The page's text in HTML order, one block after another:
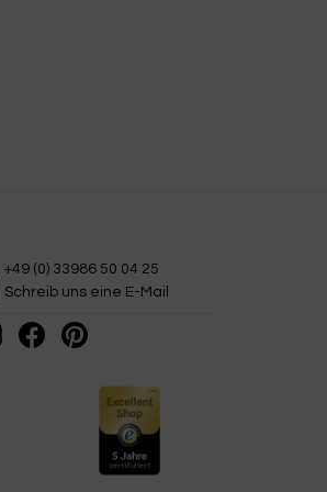
+49 (0) 33986 50 04 25
Schreib uns eine E-Mail
Instagram
FacebookPinterest